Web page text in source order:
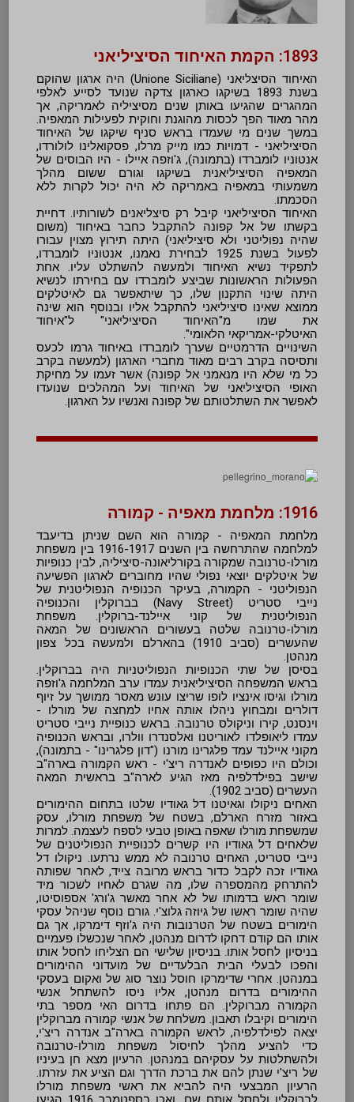
1893: הקמת האיחוד הסיציליאני
האיחוד הסיצליאני (Unione Siciliane) היה ארגון שהוקם
בשנת 1893 בשיקגו כארגון צדקה שנועד לסייע לאלפי
המהגרים שהגיעו באותן שנים מסיציליה לאמריקה, אך
מהר מאוד הפך לכסות מהוגנת וחוקית לפעילות המאפיה.
במשך שנים מי שעמדו בראש סניף שיקגו של האיחוד
הסיציליאני - דמויות כמו מייק מרלו, פסקואלינו לולורדו,
אנטוניו לומברדו (בתמונה), ג'וזפה איילו - היו הבוסים של
המאפיה הסיציליאנית בשיקגו וגורם ששום מהלך
משמעותי במאפיה באמריקה לא היה יכול לקרות ללא
הסכמתו.
האיחוד הסיציליאני קיבל רק סיצליאנים לשורותיו. דחיית
בקשתו של אל קפונה להתקבל כחבר באיחוד (משום
שהיה נפוליטני ולא סיציליאני) היתה תירוץ מצוין עבורו
לפעול בשנת 1925 לבחירת נאמנו, אנטוניו לומברדו,
לתפקיד נשיא האיחוד ולמעשה להשתלט עליו. אחת
הפעולות הראשונות שביצע לומברדו עם בחירתו לנשיא
היתה שינוי התקנון שלו, כך שיתאפשר גם לאיטלקים
ממוצא שאינו סיציליאני להתקבל אליו ובנוסף הוא שינה
את שמו מ"האיחוד הסיציליאני" ל"איחוד
האיטלקי-אמריקאי הלאומי".
השינויים הדרמטיים שערך לומברדו באיחוד גרמו לכעס
ותסיסה בקרב רבים מאוד מחברי הארגון (למעשה בקרב
כל מי שלא היו מנאמני אל קפונה) אשר זעמו על מחיקת
האופי הסיציליאני של האיחוד ועל המהלכים שנועדו
לאפשר את השתלטותם של קפונה ואנשיו על הארגון.
1916: מלחמת מאפיה - קמורה
מלחמת המאפיה - קמורה הוא השם שניתן בדיעבד
למלחמה שהתרחשה בין השנים 1916-1917 בין משפחת
מורלו-טרנובה שמקורה בקורליאונה-סיציליה, לבין כנופיות
של איטלקים יוצאי נפולי שהיו מחוברים לארגון הפשיעה
הנפוליטני - הקמורה, בעיקר הכנופיה הנפוליטנית של
נייבי סטריט (Navy Street) בברוקלין והכנופיה
הנפוליטנית של קוני איילנד-ברוקלין. משפחת
מורלו-טרנובה שלטה בעשורים הראשונים של המאה
שהעשרים (סביב 1910) בהארלם ולמעשה בכל צפון
מנהטן.
בסיסן של שתי הכנופיות הנפוליטניות היה בברוקלין.
בראש המשפחה הסיציליאנית עמדו ערב המלחמה ג'וזפה
מורלו וגיסו אינציו לופו שריצו עונש מאסר ממושך על זיוף
דולרים ומבחוץ ניהלו אותה אחיו למחצה של מורלו -
וינסנט, קירו וניקולס טרנובה. בראש כנופיית נייבי סטריט
עמדו ליאופלדו לאוריטנו ואלסנדרו וולרו, ובראש הכנופיה
מקוני איילנד עמד פלגרינו מורנו ("דון פלגרינו" - בתמונה),
וכולם היו כפופים לאנדרה ריצ'י - ראש הקמורה בארה"ב
שישב בפילדלפיה מאז הגיע לארה"ב בראשית המאה
העשרים (סביב 1902).
האחים ניקולו וגאיטנו דל גאודיו שלטו בתחום ההימורים
באזור מזרח הארלם, בשטח של משפחת מורלו, עסק
שמשפחת מורלו שאפה באופן טבעי לספח לעצמה. למרות
שלאחים דל גאודיו היו קשרים לכנופיית הנפוליטנים של
נייבי סטריט, האחים טרנובה לא ממש נרתעו. ניקולו דל
גאודיו זכה לקבל כדור בראש מרובה צייד, לאחר שפותה
להתרחק מהמספרה שלו, מה שגרם לאחיו לשכור מיד
שומר ראש בדמותו של לא אחר מאשר ג'ורג' אספוסיטו,
שהיה שומר ראשו של גיוזה גלוצ'י. גורם נוסף שניהל עסקי
הימורים בשטח של הטרנובות היה ג'וזף דימרקו, אך גם
אותו הם קודם דחקו לדרום מנהטן, לאחר שנכשלו פעמיים
בניסיון לחסל אותו. בניסיון שלישי הם הצליחו לחסל אותו
והפכו לבעלי הבית הבלעדיים של מועדוני ההימורים
במנהטן. אחרי שדימרקו חוסל נוצר סוג של ואקום בעסקי
ההימורים בדרום מנהטן, אליו ניסו להשתחל אנשי
הקמורה מברוקלין. הם פתחו בדרום האי מספר בתי
הימורים וקיבלו תאבון. משלחת של אנשי קמורה מברוקלין
יצאה לפילדלפיה, לראש הקמורה בארה"ב אנדרה ריצ'י,
כדי להציע מהלך לחיסול משפחת מורלו-טרנובה
ולהשתלטות על עסקיהם במנהטן. הרעיון מצא חן בעיניו
של ריצ'י שנתן להם את ברכת הדרך וגם הציע את עזרתו.
הרעיון המבצעי היה להביא את ראשי משפחת מורלו